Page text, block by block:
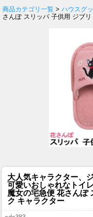
商品カテゴリ一覧 > ハウスグ
さんぽ スリッパ 子供用 ジブ
大人気キャラクター、
可愛いおしゃれなトイ
魔女の宅急便 花さんぽ
ク キャラクター